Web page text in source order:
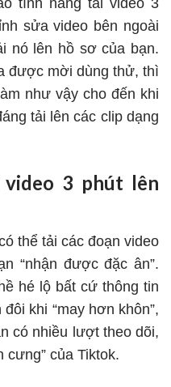
tính năng tải video 3
sửa video bên ngoài
nó lên hồ sơ của bạn.
được mời dùng thử, thì
như vậy cho đến khi
tải lên các clip dạng
3 phút lên
thể tải các đoạn video
“nhận được đặc ân”.
hé lộ bất cứ thông tin
khi “may hơn khôn”,
có nhiều lượt theo dõi,
cưng” của Tiktok.